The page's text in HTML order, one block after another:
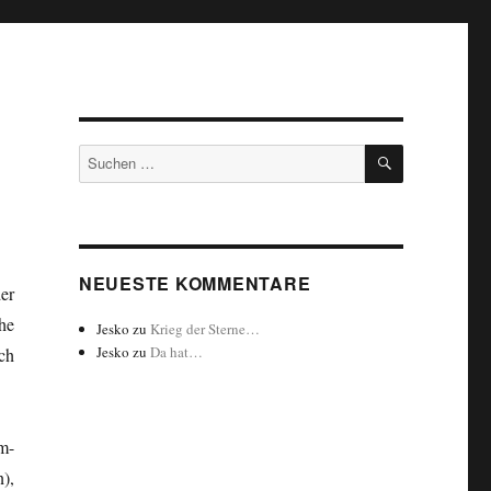
Suchen
nach:
SUCHEN
NEUESTE KOMMENTARE
Jesko zu Krieg der Sterne…
Jesko zuDa hat…